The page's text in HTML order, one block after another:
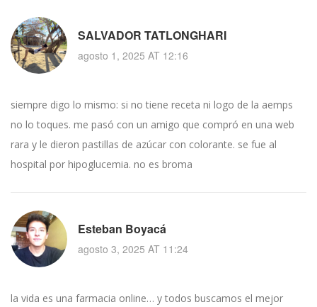
SALVADOR TATLONGHARI
agosto 1, 2025 AT 12:16
siempre digo lo mismo: si no tiene receta ni logo de la aemps
no lo toques. me pasó con un amigo que compró en una web
rara y le dieron pastillas de azúcar con colorante. se fue al
hospital por hipoglucemia. no es broma
Esteban Boyacá
agosto 3, 2025 AT 11:24
la vida es una farmacia online… y todos buscamos el mejor